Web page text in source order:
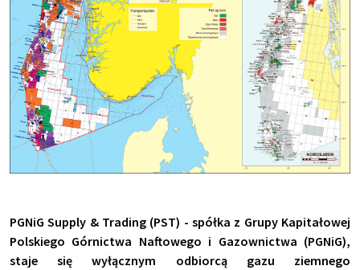
PGNiG Supply & Trading (PST) - spółka z Grupy Kapitałowej
Polskiego Górnictwa Naftowego i Gazownictwa (PGNiG),
staje się wyłącznym odbiorcą gazu ziemnego